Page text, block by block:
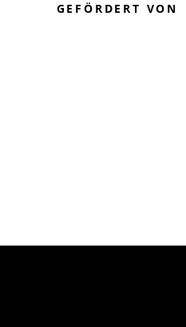
GEFÖRDERT VON